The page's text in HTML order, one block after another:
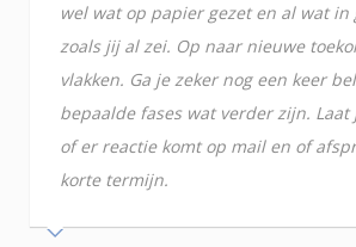
wel wat op papier gezet en al wat in
zoals jij al zei. Op naar nieuwe
vlakken. Ga je zeker nog een keer
bepaalde fases wat verder zijn. Laat
of er reactie komt op mail en of
korte termijn.